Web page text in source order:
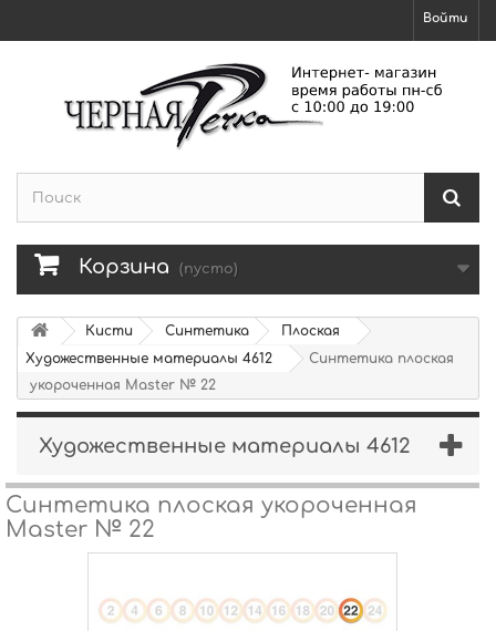
Войти
Корзина (пусто)
Кисти Синтетика
Плоская
Художественные материалы 4612
Синтетика плоская
укороченная Master № 22
Художественные материалы 4612
Синтетика плоская укороченная
Master № 22